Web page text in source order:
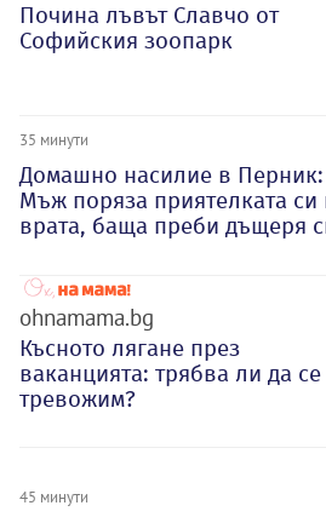
Почина лъвът Славчо от
Софийския зоопарк
35 минути
Домашно насилие в Перник:
Мъж поряза приятелката си
врата, баща преби дъщеря
ohnamama.bg
Късното лягане през
ваканцията: трябва ли да се
тревожим?
45 минути